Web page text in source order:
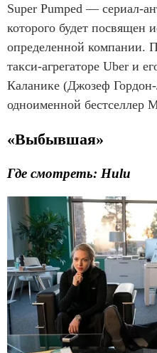
Super Pumped — сериал-
которого будет посвящен
определенной компании.
такси-агрегаторе Uber и
Каланике (Джозеф
одноименной бестселлер
«Выбывшая»
Где смотреть: Hulu